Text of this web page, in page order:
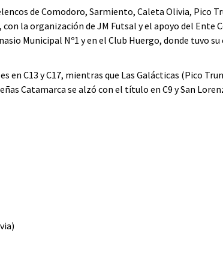
de Comodoro, Sarmiento, Caleta Olivia, Pico
la organización de JM Futsal y el apoyo del Ente
Municipal Nº1 y en el Club Huergo, donde tuvo su
en C13 y C17, mientras que Las Galácticas (Pico
Catamarca se alzó con el título en C9 y San